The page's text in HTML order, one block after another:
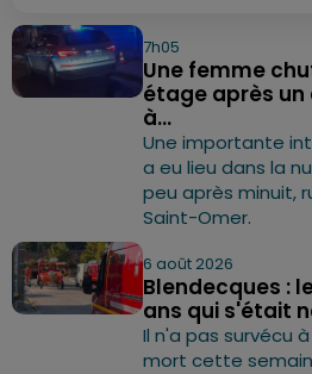
7h05
Une femme
étage après
à...
Une importante
a eu lieu dans la
peu après minuit,
Saint-Omer.
6 août 2026
Blendecques :
ans qui s'était
Il n'a pas survécu
mort cette